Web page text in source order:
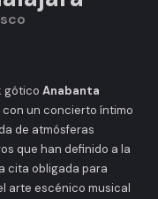
gótico Anabanta
un concierto íntimo
de atmósferas
que han definido a la
cita obligada para
arte escénico musical